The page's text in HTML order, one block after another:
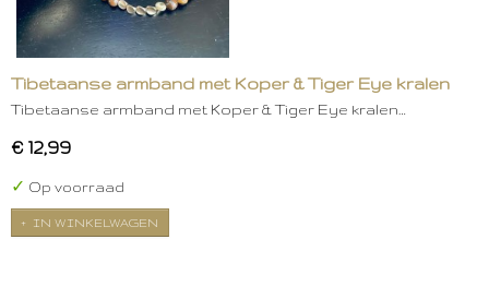
Tibetaanse armband met Koper & Tiger Eye kralen
Tibetaanse armband met Koper & Tiger Eye kralen…
€ 12,99
✓ Op voorraad
IN WINKELWAGEN